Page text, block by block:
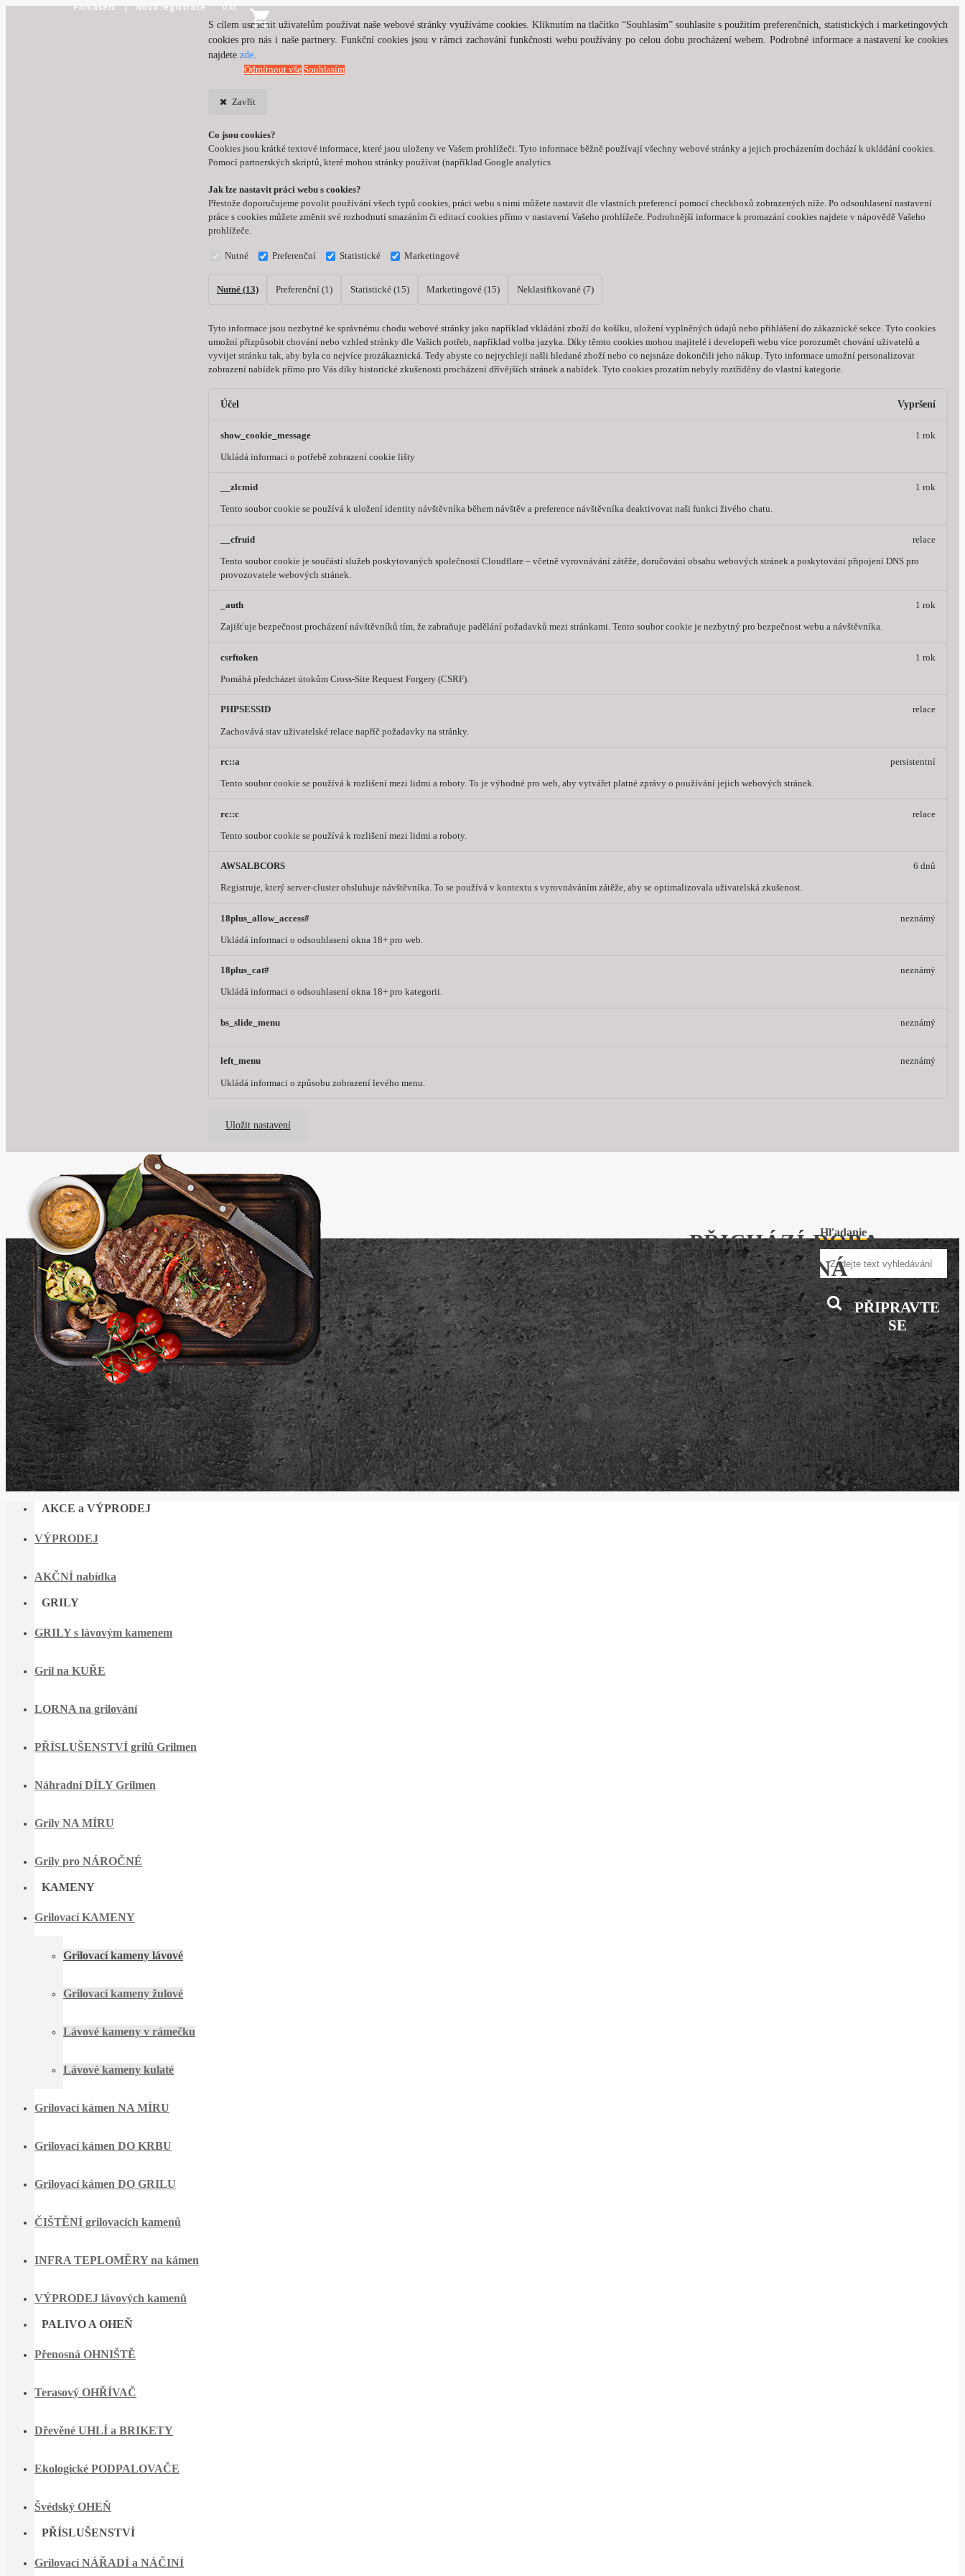
S cílem usnadnit uživatelům používat naše webové stránky využíváme cookies. Kliknutím na tlačítko “Souhlasím” souhlasíte s použitím preferenčních, statistických i marketingových
cookies pro nás i naše partnery. Funkční cookies jsou v rámci zachování funkčnosti webu používány po celou dobu procházení webem. Podrobné informace a nastavení ke cookies
najdete zde.
Odmítnout vše Souhlasím
Zavřít
Co jsou cookies?
Cookies jsou krátké textové informace, které jsou uloženy ve Vašem prohlížeči. Tyto informace běžně používají všechny webové stránky a jejich procházením dochází k ukládání cookies.
Pomocí partnerských skriptů, které mohou stránky používat (například Google analytics
Jak lze nastavit práci webu s cookies?
Přestože doporučujeme povolit používání všech typů cookies, práci webu s nimi můžete nastavit dle vlastních preferencí pomocí checkboxů zobrazených níže. Po odsouhlasení nastavení
práce s cookies můžete změnit své rozhodnutí smazáním či editací cookies přímo v nastavení Vašeho prohlížeče. Podrobnější informace k promazání cookies najdete v nápovědě Vašeho
prohlížeče.
Nutné Preferenční Statistické Marketingové
Nutné (13) Preferenční (1) Statistické (15) Marketingové (15) Neklasifikované (7)
Tyto informace jsou nezbytné ke správnému chodu webové stránky jako například vkládání zboží do košíku, uložení vyplněných údajů nebo přihlášení do zákaznické sekce. Tyto cookies
umožní přizpůsobit chování nebo vzhled stránky dle Vašich potřeb, například volba jazyka. Díky těmto cookies mohou majitelé i developeři webu více porozumět chování uživatelů a
vyvijet stránku tak, aby byla co nejvíce prozákaznická. Tedy abyste co nejrychleji našli hledané zboží nebo co nejsnáze dokončili jeho nákup. Tyto informace umožní personalizovat
zobrazení nabídek přímo pro Vás díky historické zkušenosti procházení dřívějších stránek a nabídek. Tyto cookies prozatím nebyly roztříděny do vlastní kategorie.
Účel Vypršení
show_cookie_message
Ukládá informaci o potřebě zobrazení cookie lišty
1 rok
__zlcmid
Tento soubor cookie se používá k uložení identity návštěvníka během návštěv a preference návštěvníka deaktivovat naši funkci živého chatu.
1 rok
__cfruid
Tento soubor cookie je součástí služeb poskytovaných společností Cloudflare – včetně vyrovnávání zátěže, doručování obsahu webových stránek a poskytování připojení DNS pro
provozovatele webových stránek.
relace
_auth
Zajišťuje bezpečnost procházení návštěvníků tím, že zabraňuje padělání požadavků mezi stránkami. Tento soubor cookie je nezbytný pro bezpečnost webu a návštěvníka.
1 rok
csrftoken
Pomáhá předcházet útokům Cross-Site Request Forgery (CSRF).
1 rok
PHPSESSID
Zachovává stav uživatelské relace napříč požadavky na stránky.
relace
rc::a
Tento soubor cookie se používá k rozlišení mezi lidmi a roboty. To je výhodné pro web, aby vytvářet platné zprávy o používání jejich webových stránek.
persistentní
rc::c
Tento soubor cookie se používá k rozlišení mezi lidmi a roboty.
relace
AWSALBCORS
Registruje, který server-cluster obsluhuje návštěvníka. To se používá v kontextu s vyrovnáváním zátěže, aby se optimalizovala uživatelská zkušenost.
6 dnů
18plus_allow_access#
Ukládá informaci o odsouhlasení okna 18+ pro web.
neznámý
18plus_cat#
Ukládá informaci o odsouhlasení okna 18+ pro kategorii.
neznámý
bs_slide_menu neznámý
left_menu
Ukládá informaci o způsobu zobrazení levého menu.
neznámý
Uložit nastavení
Hľadanie
Přihlášení Nová registrace 0 ks
AKCE a VÝPRODEJ
VÝPRODEJ
AKČNÍ nabídka
GRILY
GRILY s lávovým kamenem
Gril na KUŘE
LORNA na grilování
PŘÍSLUŠENSTVÍ grilů Grilmen
Náhradní DÍLY Grilmen
Grily NA MÍRU
Grily pro NÁROČNÉ
KAMENY
Grilovací KAMENY
Grilovací kameny lávové
Grilovací kameny žulové
Lávové kameny v rámečku
Lávové kameny kulaté
Grilovací kámen NA MÍRU
Grilovací kámen DO KRBU
Grilovací kámen DO GRILU
ČIŠTĚNÍ grilovacích kamenů
INFRA TEPLOMĚRY na kámen
VÝPRODEJ lávových kamenů
PALIVO A OHEŇ
Přenosná OHNIŠTĚ
Terasový OHŘÍVAČ
Dřevěné UHLÍ a BRIKETY
Ekologické PODPALOVAČE
Švédský OHEŇ
PŘÍSLUŠENSTVÍ
Grilovací NÁŘADÍ a NÁČINÍ